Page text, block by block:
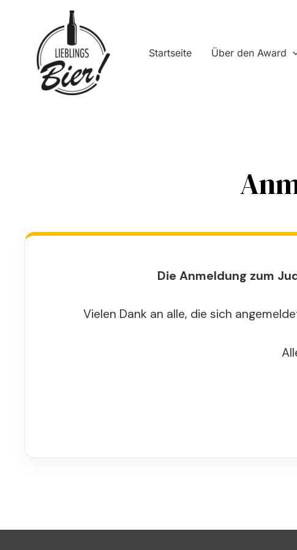
springen
Startseite
Über den Award
Die Anmeldung zum
Vielen Dank an alle, die sich